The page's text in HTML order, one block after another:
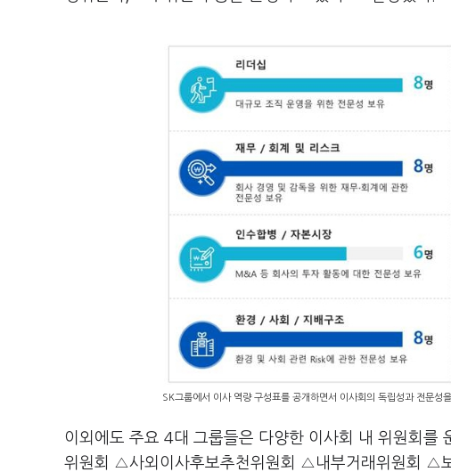
SK그룹에서 이사 역량 구성표를 공개하면서 이사회의 독립성과 전문성
이외에도 주요 4대 그룹들은 다양한 이사회 내 위원회를
위원회 △사외이사후보추천위원회 △내부거래위원회 △